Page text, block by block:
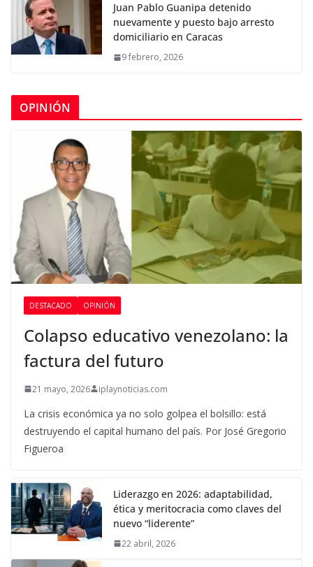
Juan Pablo Guanipa detenido
nuevamente y puesto bajo arresto
domiciliario en Caracas
9 febrero, 2026
OPINIÓN
DESTACADO OPINIÓN
Colapso educativo venezolano: la
factura del futuro
21 mayo, 2026 iplaynoticias.com
La crisis económica ya no solo golpea el bolsillo: está
destruyendo el capital humano del país. Por José Gregorio
Figueroa
Liderazgo en 2026: adaptabilidad,
ética y meritocracia como claves del
nuevo “liderente”
22 abril, 2026